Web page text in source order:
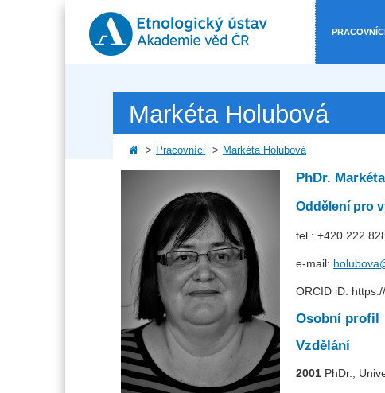
Markéta Holubová
Pracovníci Markéta Holubová
PhDr.
Oddělení pro
tel.: +420 222
e-mail:
ORCID iD:
Osobní profil
Vzdělání
2001 PhDr.,